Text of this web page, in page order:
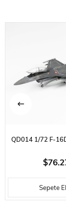
QD014 1/72 F-16D FIGHTING
FALCON
PLASTIK
Sepete